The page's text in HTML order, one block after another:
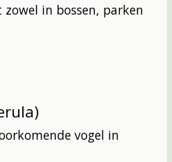
in bossen, parken
vogel in